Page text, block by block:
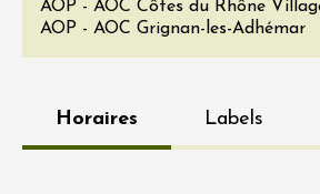
AOP - AOC Côtes du Rhône
AOP - AOC Grignan-les-Adhémar
Horaires Labels